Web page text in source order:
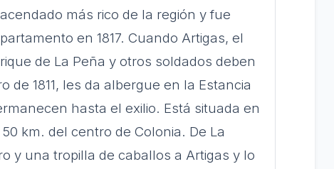
más rico de la región y fue
en 1817. Cuando Artigas, el
de La Peña y otros soldados deben
de 1811, les da albergue en la Estancia
hasta el exilio. Está situada en
km. del centro de Colonia. De La
y una tropilla de caballos a Artigas y lo